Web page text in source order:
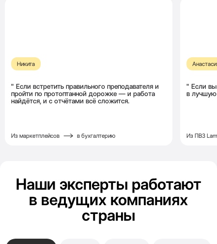
Никита
Если встретить правильного преподавателя и
пройти по протоптанной дорожке — и работа
найдётся, и с отчётами всё сложится.
Из маркетплейсов в бухгалтерию
Если
в
Из ПВЗ
Наши эксперты работают
в ведущих компаниях
страны